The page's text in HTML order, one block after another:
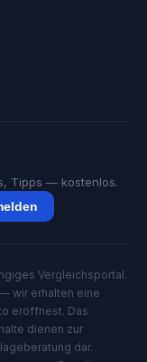
Tipps — kostenlos.
Vergleichsportal.
wir erhalten eine
eröffnest. Das
dienen zur
dar.